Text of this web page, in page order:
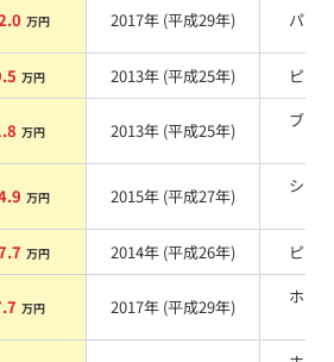
万円 2017年 (平成29年) パール
万円 2013年 (平成25年) ピンク
万円 2013年 (平成25年)
ブラ
万円 2015年 (平成27年)
シル
万円 2014年 (平成26年) ピンク
万円 2017年 (平成29年)
ホワ